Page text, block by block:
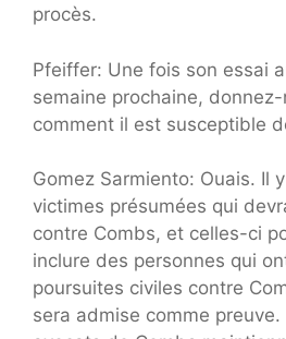
procès.
Pfeiffer: Une fois son essai
semaine prochaine,
comment il est susceptible
Gomez Sarmiento: Ouais. Il
victimes présumées qui
contre Combs, et celles-ci
inclure des personnes qui
poursuites civiles contre
sera admise comme